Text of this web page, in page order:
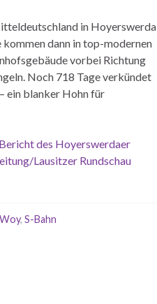
in Hoyerswerda
kommen dann in top-modernen
vorbei Richtung
Noch 718 Tage verkündet
ein blanker Hohn für
des Hoyerswerdaer
Lausitzer Rundschau
, S-Bahn